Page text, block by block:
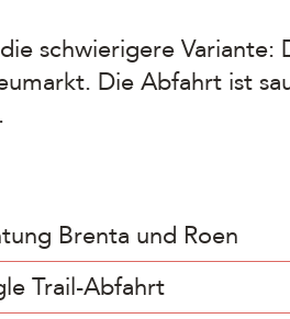
schwierigere Variante:
Die Abfahrt ist
Brenta und Roen
Trail-Abfahrt